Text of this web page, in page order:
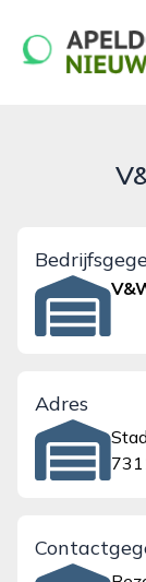
Adres